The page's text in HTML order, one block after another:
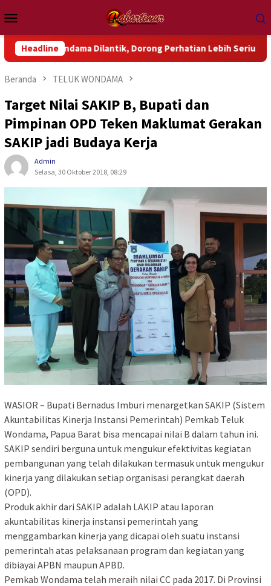
ke
kontenMobile
HeadlineDilantik, Dorong Perhatian Lebih Serius Terhadap Isu
Beranda TELUK WONDAMA
Target Nilai SAKIP B, Bupati dan
Pimpinan OPD Teken Maklumat Gerakan
SAKIP jadi Budaya Kerja
Admin
Selasa, 30 Oktober 2018, 08:29
WASIOR – Bupati Bernadus Imburi menargetkan SAKIP (Sistem
Akuntabilitas Kinerja Instansi Pemerintah) Pemkab Teluk
Wondama, Papua Barat bisa mencapai nilai B dalam tahun ini.
SAKIP sendiri berguna untuk mengukur efektivitas kegiatan
pembangunan yang telah dilakukan termasuk untuk mengukur
kinerja yang dilakukan setiap organisasi perangkat daerah
(OPD).
Produk akhir dari SAKIP adalah LAKIP atau laporan
akuntabilitas kinerja instansi pemerintah yang
menggambarkan kinerja yang dicapai oleh suatu instansi
pemerintah atas pelaksanaan program dan kegiatan yang
dibiayai APBN maupun APBD.
Pemkab Wondama telah meraih nilai CC pada 2017. Di Provinsi